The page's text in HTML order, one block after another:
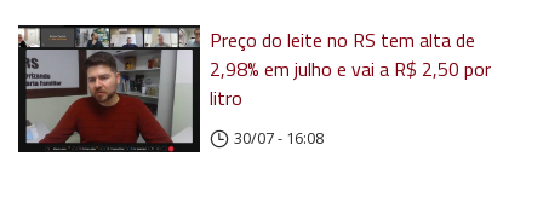
Preço do leite no RS tem alta de
2,98% em julho e vai a R$ 2,50 por
litro
30/07 - 16:08